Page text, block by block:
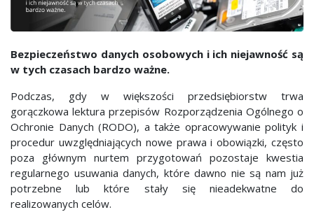
Bezpieczeństwo danych osobowych i ich niejawność są
w tych czasach bardzo ważne.
Podczas, gdy w większości przedsiębiorstw trwa
gorączkowa lektura przepisów Rozporządzenia Ogólnego o
Ochronie Danych (RODO), a także opracowywanie polityk i
procedur uwzględniających nowe prawa i obowiązki, często
poza głównym nurtem przygotowań pozostaje kwestia
regularnego usuwania danych, które dawno nie są nam już
potrzebne lub które stały się nieadekwatne do
realizowanych celów.